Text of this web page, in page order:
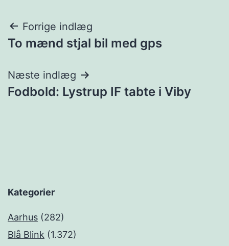
Indlægsnavigation
Forrige indlæg
To mænd stjal bil med gps
Næste indlæg
Fodbold: Lystrup IF tabte i Viby
Kategorier
Aarhus (282)
Blå Blink (1.372)